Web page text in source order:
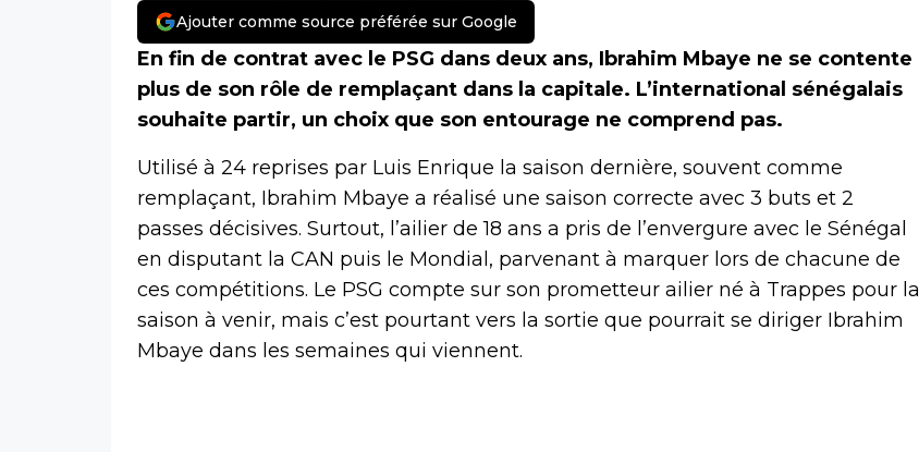
Ajouter comme source préférée sur Google
En fin de contrat avec le PSG dans deux ans, Ibrahim Mbaye ne se contente
plus de son rôle de remplaçant dans la capitale. L’international sénégalais
souhaite partir, un choix que son entourage ne comprend pas.
Utilisé à 24 reprises par Luis Enrique la saison dernière, souvent comme
remplaçant, Ibrahim Mbaye a réalisé une saison correcte avec 3 buts et 2
passes décisives. Surtout, l’ailier de 18 ans a pris de l’envergure avec le Sénégal
en disputant la CAN puis le Mondial, parvenant à marquer lors de chacune de
ces compétitions. Le PSG compte sur son prometteur ailier né à Trappes pour la
saison à venir, mais c’est pourtant vers la sortie que pourrait se diriger Ibrahim
Mbaye dans les semaines qui viennent.